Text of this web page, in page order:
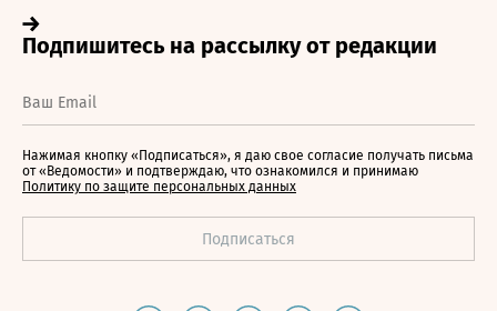
Нажимая кнопку «Подписаться», я даю свое согласие получать письма
от «Ведомости» и подтверждаю, что ознакомился и принимаю
Политику по защите персональных данных